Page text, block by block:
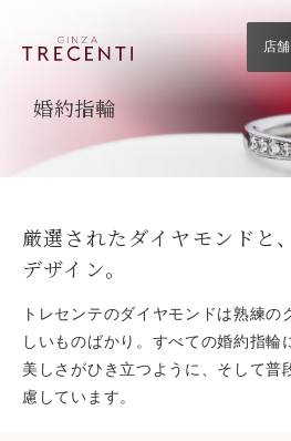
店
婚約指輪
厳選されたダイヤモンドと
デザイン。
トレセンテのダイヤモンドは熟練の
しいものばかり。すべての婚約指輪
美しさがひき立つように、そして普
慮しています。